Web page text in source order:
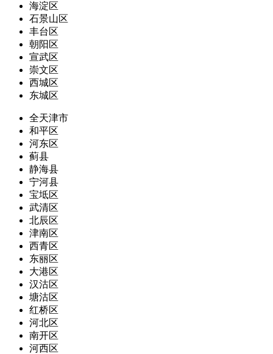
海淀区
石景山区
丰台区
朝阳区
宣武区
崇文区
西城区
东城区
全天津市
和平区
河东区
蓟县
静海县
宁河县
宝坻区
武清区
北辰区
津南区
西青区
东丽区
大港区
汉沽区
塘沽区
红桥区
河北区
南开区
河西区